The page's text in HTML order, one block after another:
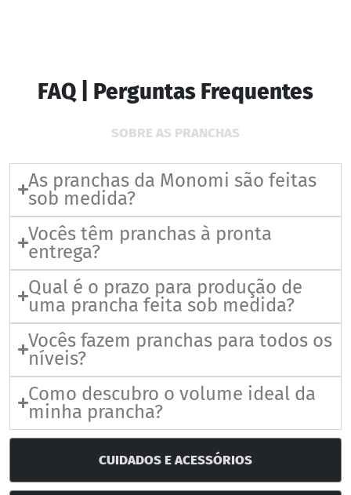
FAQ | Perguntas Frequentes
SOBRE AS PRANCHAS
CUIDADOS E ACESSÓRIOS
As pranchas da Monomi são feitas
sob medida?
Vocês têm pranchas à pronta
entrega?
Qual é o prazo para produção de
uma prancha feita sob medida?
Vocês fazem pranchas para todos os
níveis?
Como descubro o volume ideal da
minha prancha?